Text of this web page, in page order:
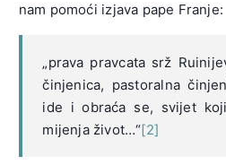
nam pomoći izjava pape Franje:
„prava pravcata srž
činjenica, pastoralna
ide i obraća se, svijet
mijenja život…“[2]